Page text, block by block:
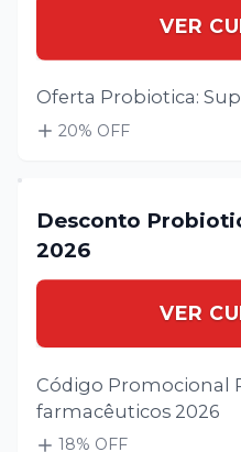
VER
Oferta Probiotica:
20% OFF
Desconto
2026
VER
Código Promocional
farmacêuticos 2026
18% OFF